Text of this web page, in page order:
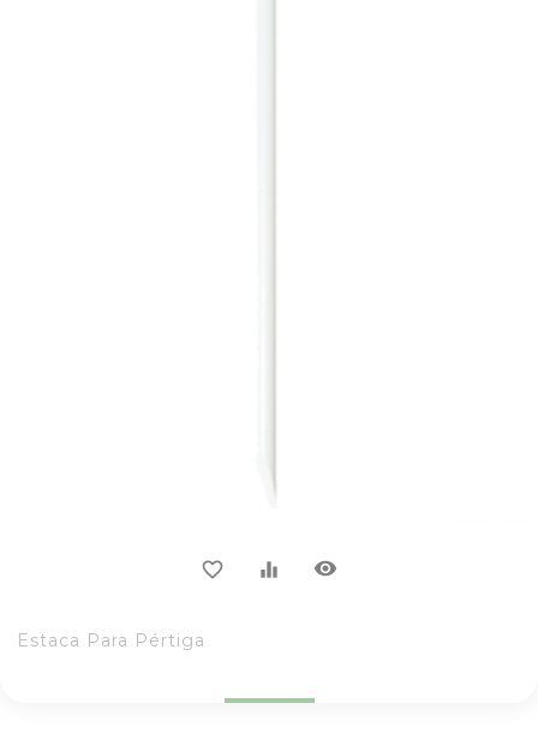
favorite_border equalizer visibility
Estaca Para Pértiga